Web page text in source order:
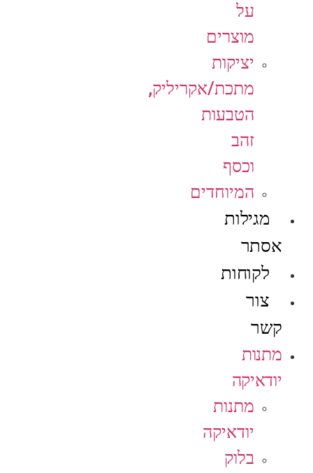
על
מוצרים
יציקות
מתכת/אקריליק,
הטבעות
זהב
וכסף
המיוחדים
מגילות
אסתר
לקוחות
צור
קשר
מתנות
יודאיקה
מתנות
יודאיקה
בלוק